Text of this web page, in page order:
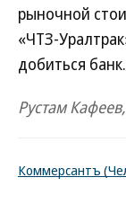
рыночной
«ЧТЗ-
добиться банк.
Рустам
Коммерсантъ